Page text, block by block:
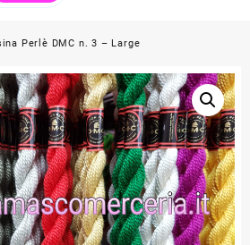
Perlè DMC n. 3 – Large